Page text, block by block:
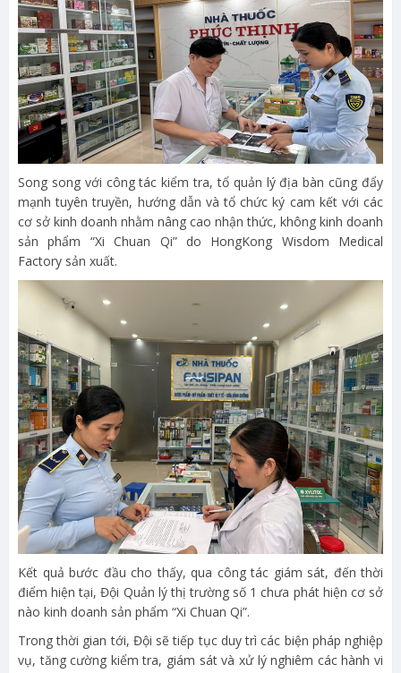
Song song với công tác kiểm tra, tổ quản lý địa bàn cũng đẩy
mạnh tuyên truyền, hướng dẫn và tổ chức ký cam kết với các
cơ sở kinh doanh nhằm nâng cao nhận thức, không kinh doanh
sản phẩm “Xi Chuan Qi” do HongKong Wisdom Medical
Factory sản xuất.
Kết quả bước đầu cho thấy, qua công tác giám sát, đến thời
điểm hiện tại, Đội Quản lý thị trường số 1 chưa phát hiện cơ sở
nào kinh doanh sản phẩm “Xi Chuan Qi”.
Trong thời gian tới, Đội sẽ tiếp tục duy trì các biện pháp nghiệp
vụ, tăng cường kiểm tra, giám sát và xử lý nghiêm các hành vi